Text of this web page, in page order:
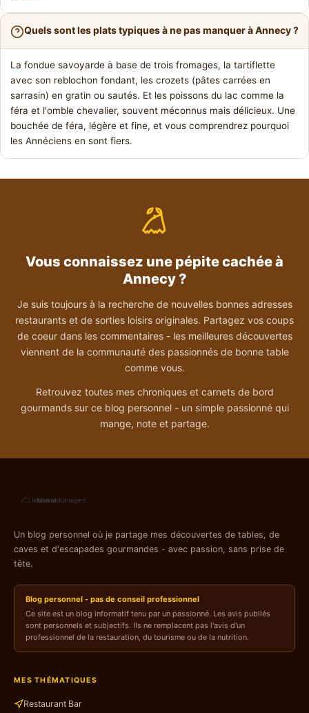
Quels sont les plats typiques à ne pas manquer à Annecy ?
La fondue savoyarde à base de trois fromages, la tartiflette
avec son reblochon fondant, les crozets (pâtes carrées en
sarrasin) en gratin ou sautés. Et les poissons du lac comme la
féra et l'omble chevalier, souvent méconnus mais délicieux. Une
bouchée de féra, légère et fine, et vous comprendrez pourquoi
les Annéciens en sont fiers.
Vous connaissez une pépite cachée à
Annecy ?
Je suis toujours à la recherche de nouvelles bonnes adresses
restaurants et de sorties loisirs originales. Partagez vos coups
de coeur dans les commentaires - les meilleures découvertes
viennent de la communauté des passionnés de bonne table
comme vous.
Retrouvez toutes mes chroniques et carnets de bord
gourmands sur ce blog personnel - un simple passionné qui
mange, note et partage.
Un blog personnel où je partage mes découvertes de tables, de
caves et d'escapades gourmandes - avec passion, sans prise de
tête.
Blog personnel - pas de conseil professionnel
Ce site est un blog informatif tenu par un passionné. Les avis publiés
sont personnels et subjectifs. Ils ne remplacent pas l'avis d'un
professionnel de la restauration, du tourisme ou de la nutrition.
MES THÉMATIQUES
Restaurant Bar